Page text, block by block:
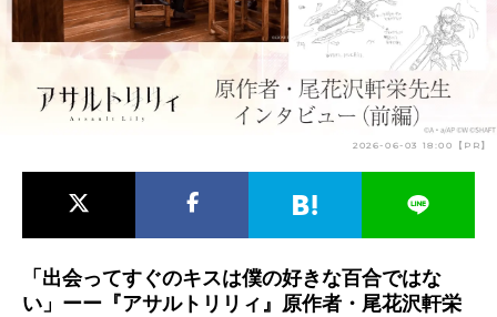
アニメ映画一覧 実写化映画一覧
今期アニメ曜日別一覧
春アニメ 夏アニメ
男性声優/女性声優一覧
2026-06-03 18:00【PR】
「出会ってすぐのキスは僕の好きな百合ではな
い」ーー『アサルトリリィ』原作者・尾花沢軒栄